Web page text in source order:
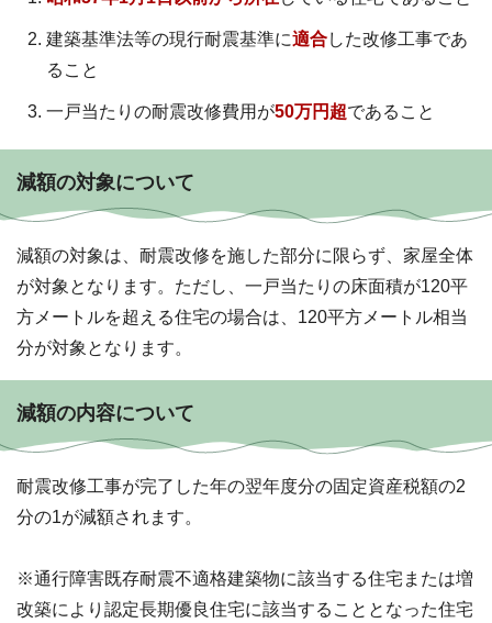
建築基準法等の現行耐震基準に適合した改修工事であ
ること
一戸当たりの耐震改修費用が50万円超であること
減額の対象について
減額の対象は、耐震改修を施した部分に限らず、家屋全体
が対象となります。ただし、一戸当たりの床面積が120平
方メートルを超える住宅の場合は、120平方メートル相当
分が対象となります。
減額の内容について
耐震改修工事が完了した年の翌年度分の固定資産税額の2
分の1が減額されます。
※通行障害既存耐震不適格建築物に該当する住宅または増
改築により認定長期優良住宅に該当することとなった住宅